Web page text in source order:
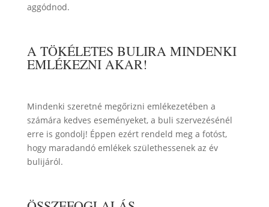
aggódnod.
A TÖKÉLETES BULIRA MINDENKI
EMLÉKEZNI AKAR!
Mindenki szeretné megőrizni emlékezetében a
számára kedves eseményeket, a buli szervezésénél
erre is gondolj! Éppen ezért rendeld meg a fotóst,
hogy maradandó emlékek születhessenek az év
bulijáról.